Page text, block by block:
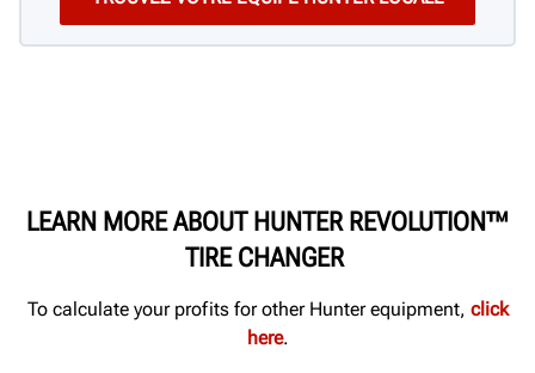
LEARN MORE ABOUT HUNTER REVOLUTION™
TIRE CHANGER
To calculate your profits for other Hunter equipment, click
here.